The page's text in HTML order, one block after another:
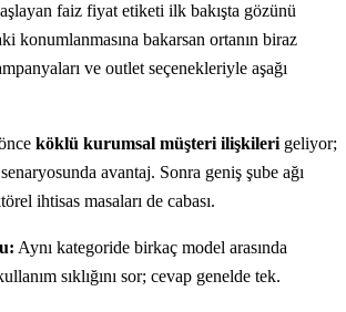
faiz fiyat etiketi ilk bakışta gözünü
konumlanmasına bakarsan ortanın biraz
ve outlet seçenekleriyle aşağı
köklü kurumsal müşteri ilişkilerigeliyor;
avantaj. Sonra geniş şube ağı
ihtisas masaları de cabası.
Aynı kategoride birkaç model arasında
sıklığını sor; cevap genelde tek.